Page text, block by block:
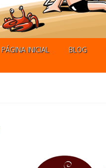
PÁGINA INICIAL BLOG